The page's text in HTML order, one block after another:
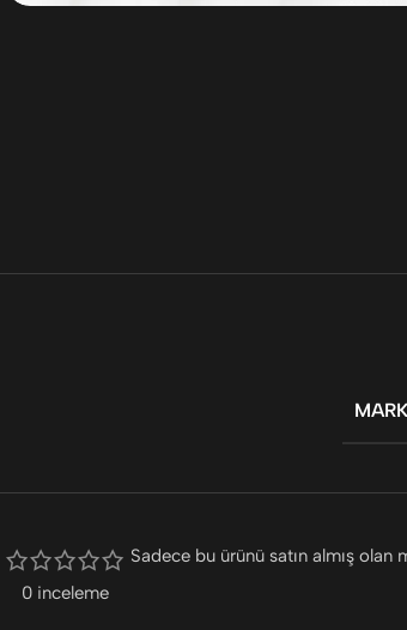
0 inceleme
Sadece bu ürünü satın almış